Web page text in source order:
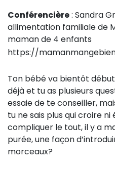
Conférencière: Sandra
allimentation familiale de
maman de 4 enfants
https://
Ton bébé va bientôt
déjà et tu as plusieurs
essaie de te conseiller,
tu ne sais plus qui croire
compliquer le tout, il y a
purée, une façon
morceaux?